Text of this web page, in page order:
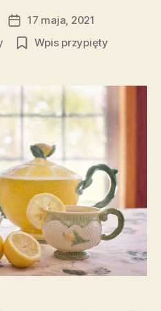
Data
wpisu
17 maja, 2021
do
oferowane
są
w
dobrych
cenach
Wpis przypięty